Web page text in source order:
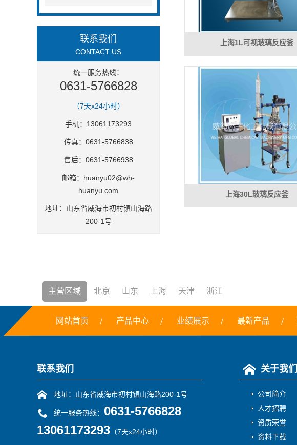
联系我们
CONTACT US
统一服务热线：
0631-5766828
（7天x24小时）
手机：13061173293
传真：0631-5766838
售后：0631-5766938
邮箱： huanyu02@wh-
huanyu.com
地址：山东省威海市初村镇山海路
200-1号
上海1L可视玻璃反应釜
上海30L玻璃反应釜
主营区域 北京 山东 上海 天津 浙江
网站首页 产品中心 业绩展示 最新产品
联系我们
地址：山东省威海市初村镇山海路200-1号
统一服务热线： 0631-5766828
13061173293 （7天x24小时）
关于我们
公司简介
人才招聘
资质荣誉
资料下载
焚烧炉 铣边机 干冰 露点仪 三恒系统